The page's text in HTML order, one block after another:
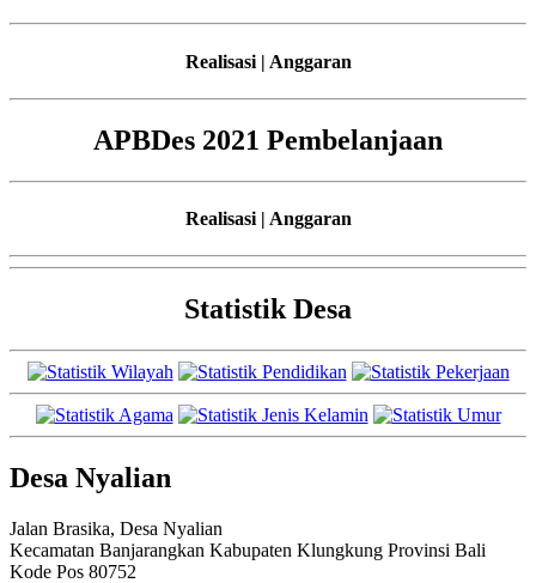
Realisasi | Anggaran
APBDes 2021 Pembelanjaan
Realisasi | Anggaran
Statistik Desa
Desa Nyalian
Jalan Brasika, Desa Nyalian
Kecamatan Banjarangkan Kabupaten Klungkung Provinsi Bali
Kode Pos 80752